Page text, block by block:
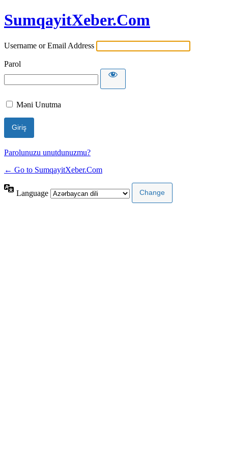
SumqayitXeber.Com
Username or Email Address
Parol
Məni Unutma
Parolunuzu unutdunuzmu?
← Go to SumqayitXeber.Com
Language